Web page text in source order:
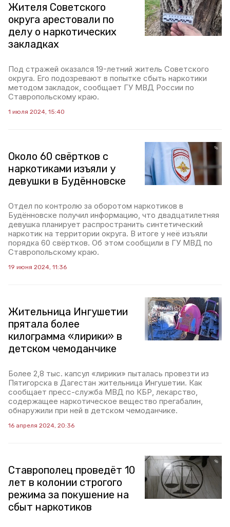
Жителя Советского
округа арестовали по
делу о наркотических
закладках
Под стражей оказался 19-летний житель Советского
округа. Его подозревают в попытке сбыть наркотики
методом закладок, сообщает ГУ МВД России по
Ставропольскому краю.
1 июля 2024, 15:40
Около 60 свёртков с
наркотиками изъяли у
девушки в Будённовске
Отдел по контролю за оборотом наркотиков в
Будённовске получил информацию, что двадцатилетняя
девушка планирует распространить синтетический
наркотик на территории округа. В итоге у неё изъяли
порядка 60 свёртков. Об этом сообщили в ГУ МВД по
Ставропольскому краю.
19 июня 2024, 11:36
Жительница Ингушетии
прятала более
килограмма «лирики» в
детском чемоданчике
Более 2,8 тыс. капсул «лирики» пыталась провезти из
Пятигорска в Дагестан жительница Ингушетии. Как
сообщает пресс-служба МВД по КБР, лекарство,
содержащее наркотическое вещество прегабалин,
обнаружили при ней в детском чемоданчике.
16 апреля 2024, 20:36
Ставрополец проведёт 10
лет в колонии строгого
режима за покушение на
сбыт наркотиков